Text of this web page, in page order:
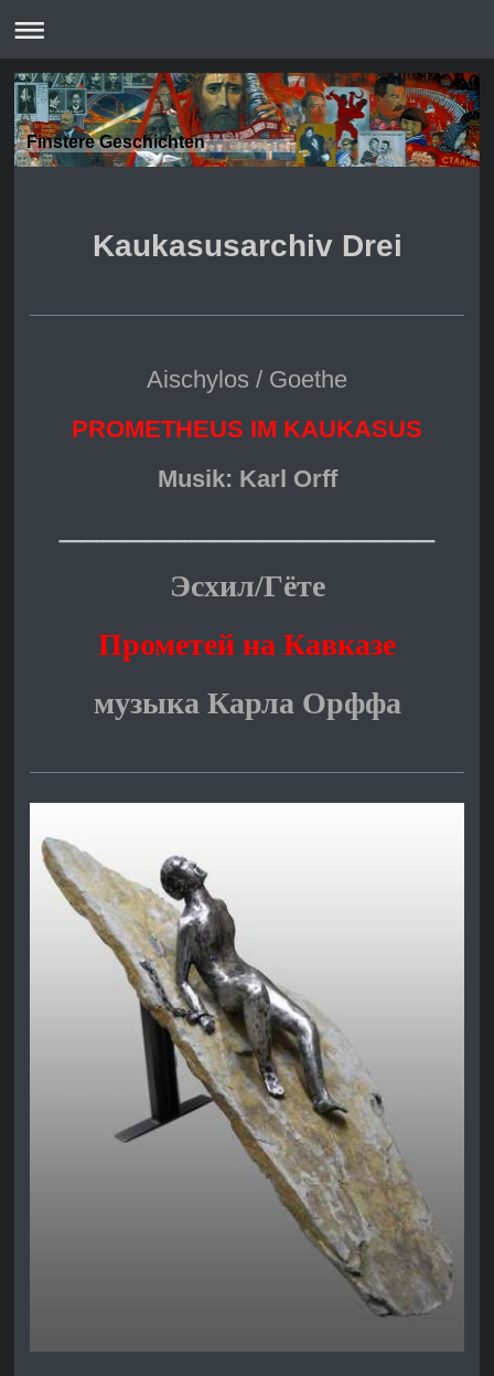
Finstere Geschichten
Kaukasusarchiv Drei
Aischylos / Goethe
PROMETHEUS IM KAUKASUS
Musik: Karl Orff
Эсхил/Гёте
Прометей на Кавказе
музыка Карла Орффа